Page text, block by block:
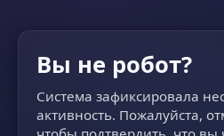
Вы не робот?
Система зафиксировала
активность. Пожалуйста,